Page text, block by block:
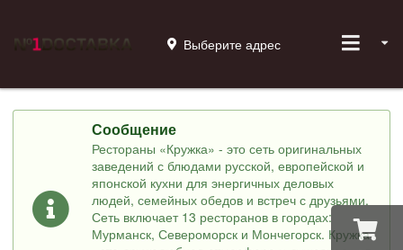
Выберите адрес
Сообщение
Рестораны «Кружка» - это сеть оригинальных
заведений с блюдами русской, европейской и
японской кухни для энергичных деловых
людей, семейных обедов и встреч с друзьями.
Сеть включает 13 ресторанов в городах:
Мурманск, Североморск и Мончегорск. Кружка